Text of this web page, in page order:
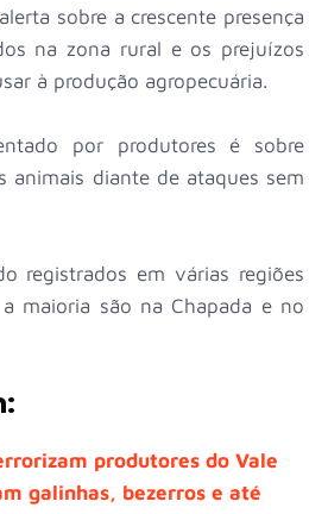
sobre a crescente presença
na zona rural e os prejuízos
à produção agropecuária.
por produtores é sobre
animais diante de ataques sem
registrados em várias regiões
maioria são na Chapada e no
produtores do Vale
galinhas, bezerros e até